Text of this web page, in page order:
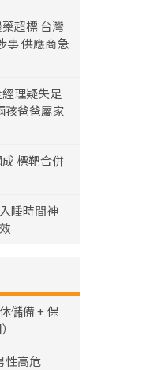
超標 台灣
事 供應商急
理疑失足
孩爸爸屬家
標靶合併
睡時間神
儲備 + 保
性高危